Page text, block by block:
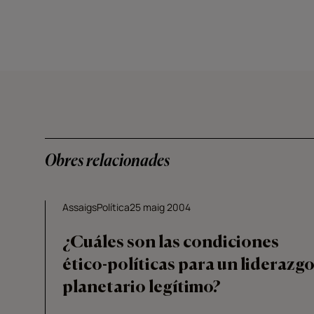
Obres relacionades
AssaigsPolítica25 maig 2004
¿Cuáles son las condiciones
ético-políticas para un liderazgo
planetario legítimo?